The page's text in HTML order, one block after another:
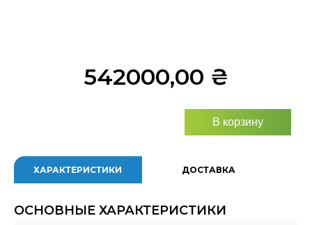
542000,00 ₴
В корзину
ХАРАКТЕРИСТИКИ ДОСТАВКА
ОСНОВНЫЕ ХАРАКТЕРИСТИКИ